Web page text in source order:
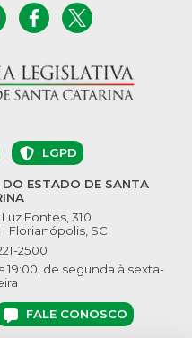
LGPD
ESTADO DE SANTA
Fontes, 310
Florianópolis, SC
2500
de segunda à sexta-
FALE CONOSCO